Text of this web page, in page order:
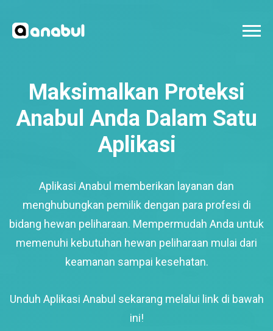
Maksimalkan Proteksi
Anabul Anda Dalam Satu
Aplikasi
Aplikasi Anabul memberikan layanan dan
menghubungkan pemilik dengan para profesi di
bidang hewan peliharaan. Mempermudah Anda untuk
memenuhi kebutuhan hewan peliharaan mulai dari
keamanan sampai kesehatan.
Unduh Aplikasi Anabul sekarang melalui link di bawah
ini!